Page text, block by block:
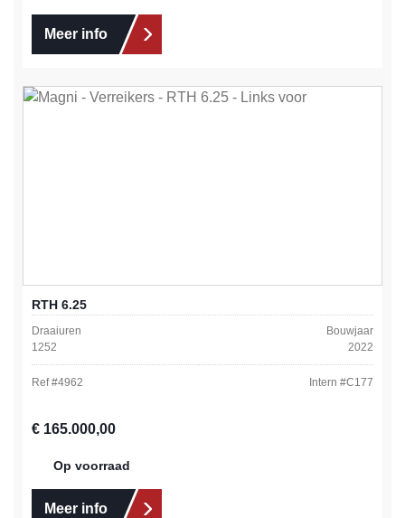
Meer info
RTH 6.25
Draaiuren
1252
Bouwjaar
2022
Ref #4962 Intern #C177
Normale prijs:
€ 165.000,00
Op voorraad
Meer info